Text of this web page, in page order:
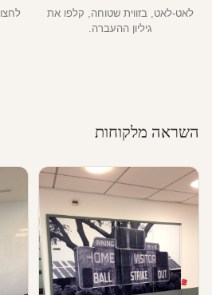
לאט-לאט, בזווית שטוחה, קלפו את
גיליון ההעברה.
השראה מלקוחות